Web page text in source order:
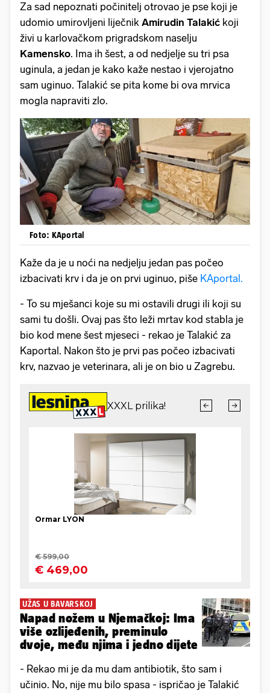
Za sad nepoznati počinitelj otrovao je pse koji je
udomio umirovljeni liječnik Amirudin Talakić koji
živi u karlovačkom prigradskom naselju
Kamensko. Ima ih šest, a od nedjelje su tri psa
uginula, a jedan je kako kaže nestao i vjerojatno
sam uginuo. Talakić se pita kome bi ova mrvica
mogla napraviti zlo.
Foto: KAportal
Kaže da je u noći na nedjelju jedan pas počeo
izbacivati krv i da je on prvi uginuo, piše KAportal.
- To su mješanci koje su mi ostavili drugi ili koji su
sami tu došli. Ovaj pas što leži mrtav kod stabla je
bio kod mene šest mjeseci - rekao je Talakić za
Kaportal. Nakon što je prvi pas počeo izbacivati
krv, nazvao je veterinara, ali je on bio u Zagrebu.
UŽAS U BAVARSKOJ
Napad nožem u Njemačkoj: Ima
više ozlijeđenih, preminulo
dvoje, među njima i jedno dijete
- Rekao mi je da mu dam antibiotik, što sam i
učinio. No, nije mu bilo spasa - ispričao je Talakić